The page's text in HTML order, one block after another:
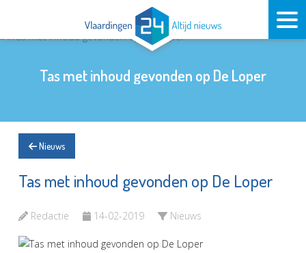
Tas met inhoud gevonden op De Loper
Nieuws
Tas met inhoud gevonden op De Loper
Redactie 14-02-2019 Nieuws